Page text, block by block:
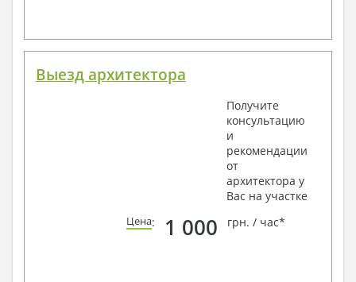
Выезд архитектора
Получите
консультацию
и
рекомендации
от
архитектора у
Вас на участке
Цена: 1 000 грн. / час*